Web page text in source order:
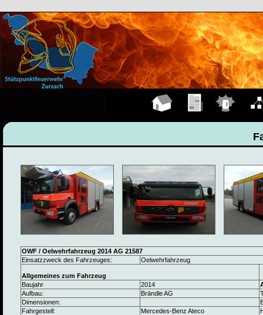
OWF / Oelwehrfahrzeug 2014 AG 21587
Einsatzzweck des Fahrzeuges:
Oelwehrfahrzeug
Allgemeines zum Fahrzeug
Baujahr
2014
Aufbau:
Brändle AG
Dimensionen:
Fahrgestell:
Mercedes-Benz Ateco